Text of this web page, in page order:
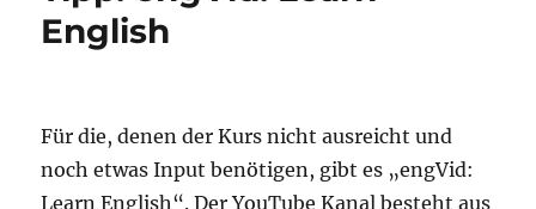
English
Für die, denen der Kurs nicht ausreicht und
noch etwas Input benötigen, gibt es „engVid:
Learn English“. Der YouTube Kanal besteht aus